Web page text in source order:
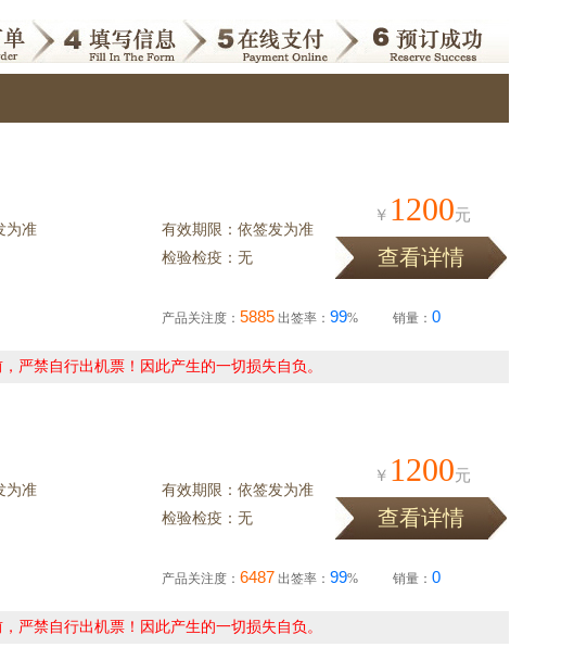
为准
有效期限：依签发为准
检验检疫：无
￥ 1200元
查看详情
产品关注度：5885 出签率： 99% 销量：0
严禁自行出机票！因此产生的一切损失自负。
为准
有效期限：依签发为准
检验检疫：无
￥ 1200元
查看详情
产品关注度：6487 出签率： 99% 销量：0
严禁自行出机票！因此产生的一切损失自负。